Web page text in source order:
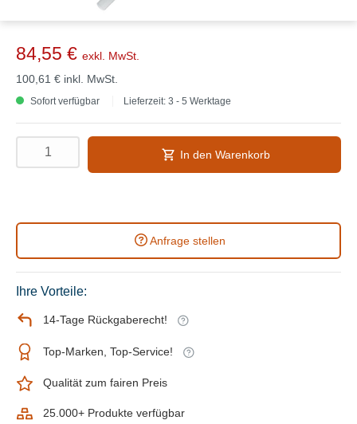
84,55 € exkl. MwSt.
100,61 € inkl. MwSt.
Sofort verfügbar Lieferzeit: 3 - 5 Werktage
In den Warenkorb
Anfrage stellen
Ihre Vorteile:
14-Tage Rückgaberecht!
Top-Marken, Top-Service!
Qualität zum fairen Preis
25.000+ Produkte verfügbar